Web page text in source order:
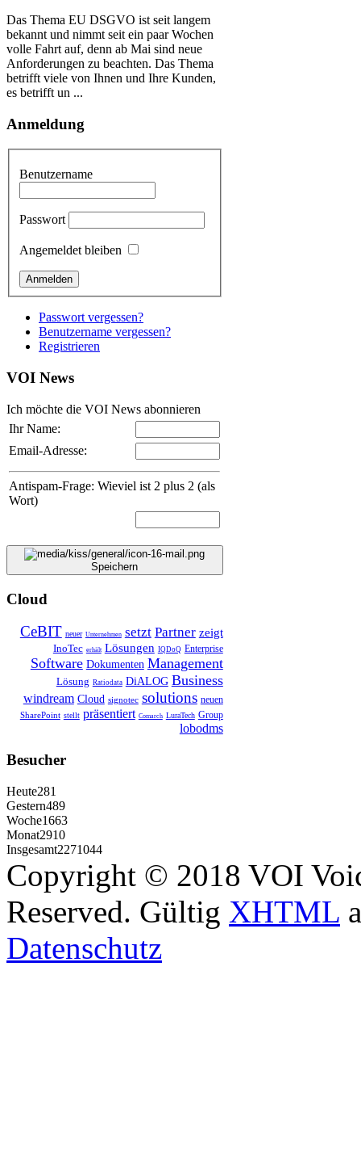
Das Thema EU DSGVO ist seit langem
bekannt und nimmt seit ein paar Wochen
volle Fahrt auf, denn ab Mai sind neue
Anforderungen zu beachten. Das Thema
betrifft viele von Ihnen und Ihre Kunden,
es betrifft un ...
Anmeldung
Benutzername
Passwort
Angemeldet bleiben
Passwort vergessen?
Benutzername vergessen?
Registrieren
VOI News
Ich möchte die VOI News abonnieren
Ihr Name:
Email-Adresse:
Antispam-Frage: Wieviel ist 2 plus 2 (als
Wort)
Speichern
Cloud
CeBIT neuer Unternehmen setzt Partner zeigt
InoTec erhält Lösungen IQDoQ Enterprise
Software Dokumenten Management
Lösung Ratiodata DiALOG Business
windream Cloud signotec solutions neuen
SharePoint stellt präsentiert Comarch LuraTech Group
lobodms
Besucher
Heute281
Gestern489
Woche1663
Monat2910
Insgesamt2271044
Copyright © 2018 VOI
Reserved. Gültig XHTML
Datenschutz